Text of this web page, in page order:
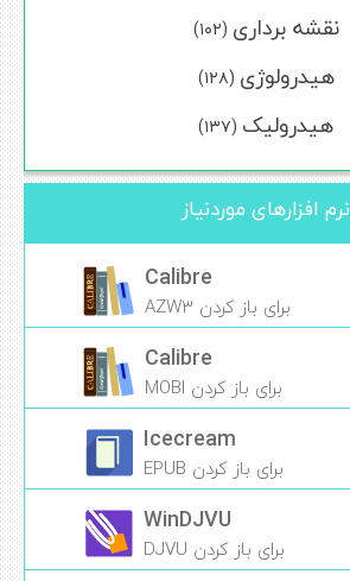
نقشه برداری (۱۰۲)
هیدرولوژی (۱۲۸)
هیدرولیک (۱۳۷)
نرم افزارهای موردنیاز
Calibre
برای باز کردن AZW3
Calibre
برای باز کردن MOBI
Icecream
برای باز کردن EPUB
WinDJVU
برای باز کردن DJVU